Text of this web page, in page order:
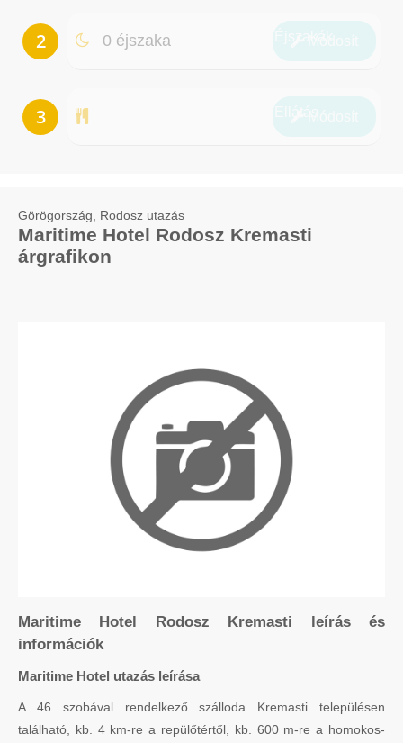
0 éjszaka
Görögország, Rodosz utazás
Maritime Hotel Rodosz Kremasti
árgrafikon
Maritime Hotel Rodosz Kremasti leírás és
információk
Maritime Hotel utazás leírása
A 46 szobával rendelkező szálloda Kremasti településen
található, kb. 4 km-re a repülőtértől, kb. 600 m-re a homokos-